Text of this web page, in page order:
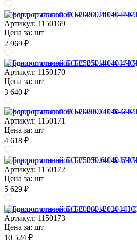
Бордюр стальной БС-200.4.140-4-I-ЧС
Артикул: 1150169
Цена за: шт
2 969 ₽
Бордюр стальной БС-250.4.140-4-I-ЧС
Артикул: 1150170
Цена за: шт
3 640 ₽
Бордюр стальной БС-200.6.140-6-I-ЧС
Артикул: 1150171
Цена за: шт
4 618 ₽
Бордюр стальной БС-250.6.140-6-I-ЧС
Артикул: 1150172
Цена за: шт
5 629 ₽
Бордюр стальной БС-200.4.120-4-I-НС
Артикул: 1150173
Цена за: шт
10 524 ₽